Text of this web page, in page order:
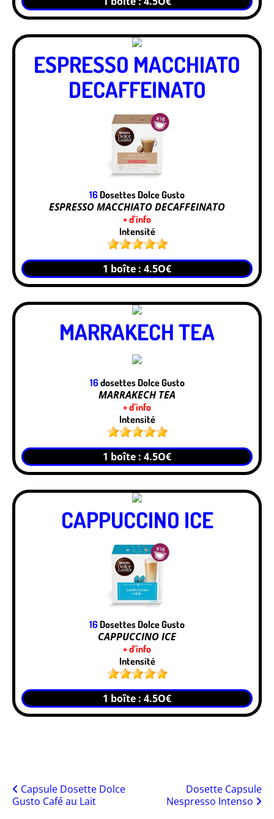
ESPRESSO MACCHIATO
DECAFFEINATO
16 Dosettes Dolce Gusto
ESPRESSO MACCHIATO DECAFFEINATO
+ d’info
Intensité
1 boîte : 4.5O€
MARRAKECH TEA
16dosettes Dolce Gusto
MARRAKECH TEA
+ d’info
Intensité
1 boîte : 4.5O€
CAPPUCCINO ICE
16 Dosettes Dolce Gusto
CAPPUCCINO ICE
+ d’info
Intensité
1 boîte : 4.5O€
Posts
Capsule Dosette Dolce
Gusto Café au Lait
Dosette Capsule
Nespresso Intenso